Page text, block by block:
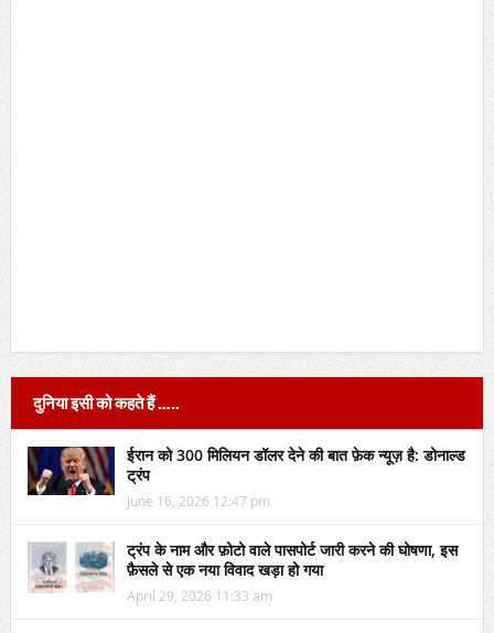
दुनिया इसी को कहते हैं …..
ईरान को 300 मिलियन डॉलर देने की बात फ़ेक न्यूज़ है: डोनाल्ड
ट्रंप
June 16, 2026 12:47 pm
ट्रंप के नाम और फ़ोटो वाले पासपोर्ट जारी करने की घोषणा, इस
फ़ैसले से एक नया विवाद खड़ा हो गया
April 29, 2026 11:33 am